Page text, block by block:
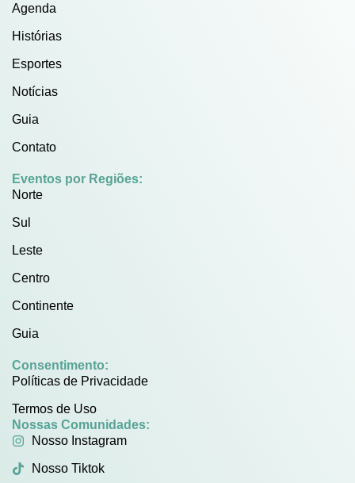
Agenda
Histórias
Esportes
Notícias
Guia
Contato
Eventos por Regiões:
Norte
Sul
Leste
Centro
Continente
Guia
Consentimento:
Políticas de Privacidade
Termos de Uso
Nossas Comunidades:
Nosso Instagram
Nosso Tiktok